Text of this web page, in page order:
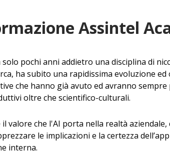
Assintel
solo pochi anni addietro una disciplina di
ha subito una rapidissima evoluzione
che hanno già avuto ed avranno
oltre che scientifico-culturali.
il valore che l'AI porta nella realtà
le implicazioni e la certezza
interna.